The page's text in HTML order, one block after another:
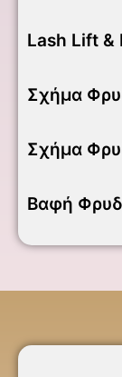
Lash Lift &
Σχήμα
Σχήμα
Βαφή